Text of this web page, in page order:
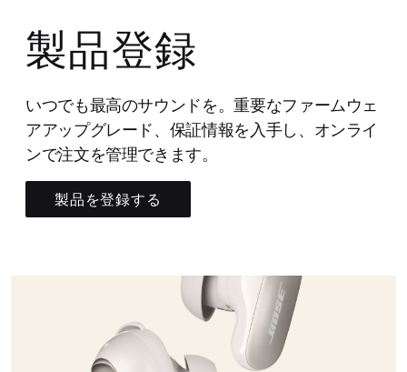
製品登録
いつでも最高のサウンドを。重要なファームウェ
アアップグレード、保証情報を入手し、オンライ
ンで注文を管理できます。
製品を登録する